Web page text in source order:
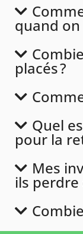
quand on
placés ?
Quel
pour la
Mes
ils perdre